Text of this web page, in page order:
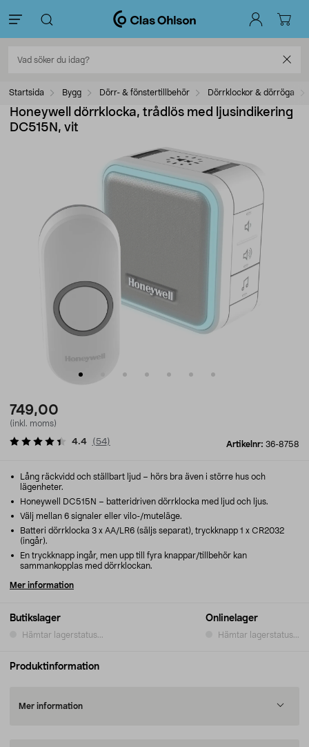
Startsida Bygg Dörr- & fönstertillbehör Dörrklockor & dörröga
Honeywell dörrklocka, trådlös med ljusindikering
DC515N, vit
749,00
(inkl. moms)
Artikelnr: 36-8758
4.4 ( 54)
Butikslager
Hämtar lagerstatus...
Onlinelager
Hämtar lagerstatus...
Lång räckvidd och ställbart ljud – hörs bra även i större hus och
lägenheter.
Honeywell DC515N – batteridriven dörrklocka med ljud och ljus.
Välj mellan 6 signaler eller vilo-/muteläge.
Batteri dörrklocka 3 x AA/LR6 (säljs separat), tryckknapp 1 x CR2032
(ingår).
En tryckknapp ingår, men upp till fyra knappar/tillbehör kan
sammankopplas med dörrklockan.
Mer information
Produktinformation
Mer information